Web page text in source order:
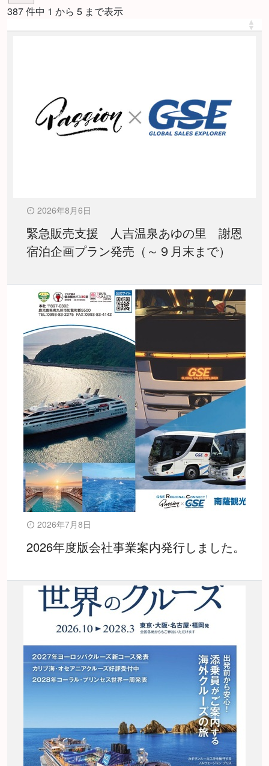
387 件中 1 から 5 まで表示
2026年8月6日
緊急販売支援 人吉温泉あゆの里 謝恩
宿泊企画プラン発売（～９月末まで）
2026年7月8日
2026年度版会社事業案内発行しました。